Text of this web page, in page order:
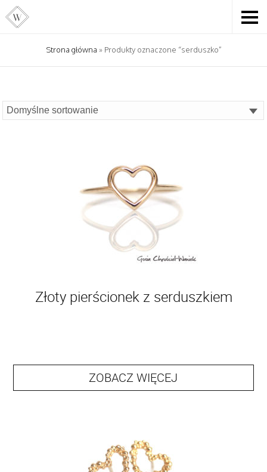
Strona główna » Produkty oznaczone “serduszko”
Złoty pierścionek z serduszkiem
ZOBACZ WIĘCEJ